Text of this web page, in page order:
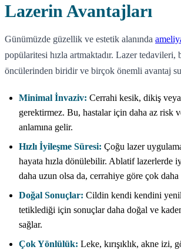
Lazerin Avantajları
Günümüzde güzellik ve estetik alanında
popülaritesi hızla artmaktadır. Lazer tedavileri,
öncülerinden biridir ve birçok önemli avantaj
Minimal İnvaziv: Cerrahi kesik, dikiş
gerektirmez. Bu, hastalar için daha az risk
anlamına gelir.
Hızlı İyileşme Süresi: Çoğu lazer
hayata hızla dönülebilir. Ablatif lazerlerde
daha uzun olsa da, cerrahiye göre çok daha
Doğal Sonuçlar: Cildin kendi kendini
tetiklediği için sonuçlar daha doğal ve
sağlar.
Çok Yönlülük: Leke, kırışıklık, akne izi,